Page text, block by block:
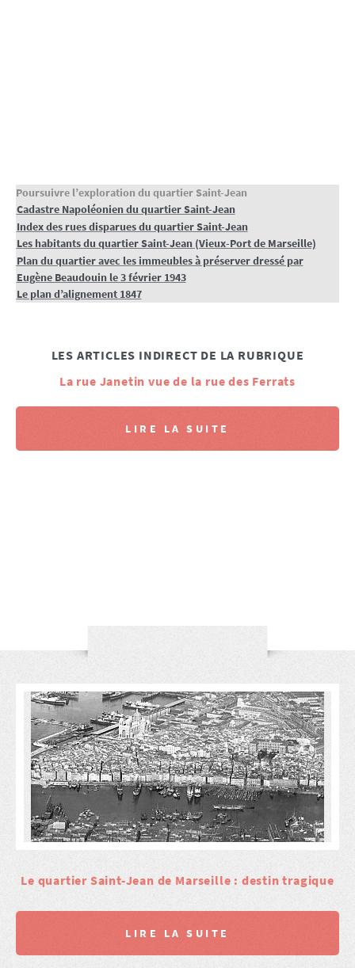
Poursuivre l’exploration du quartier Saint-Jean
Cadastre Napoléonien du quartier Saint-Jean
Index des rues disparues du quartier Saint-Jean
Les habitants du quartier Saint-Jean (Vieux-Port de Marseille)
Plan du quartier avec les immeubles à préserver dressé par
Eugène Beaudouin le 3 février 1943
Le plan d’alignement 1847
LES ARTICLES INDIRECT DE LA RUBRIQUE
La rue Janetin vue de la rue des Ferrats
LIRE LA SUITE
Le quartier Saint-Jean de Marseille : destin tragique
LIRE LA SUITE